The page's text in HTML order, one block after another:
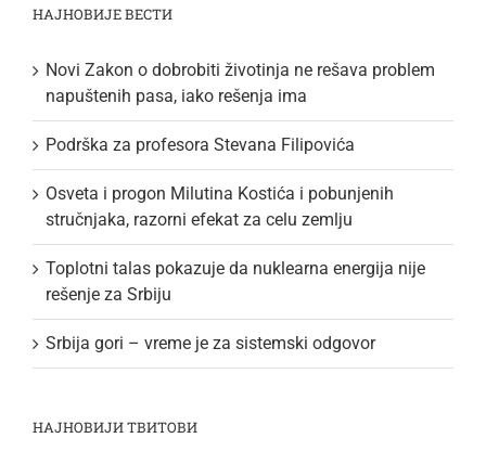
НАЈНОВИЈЕ ВЕСТИ
Novi Zakon o dobrobiti životinja ne rešava problem
napuštenih pasa, iako rešenja ima
Podrška za profesora Stevana Filipovića
Osveta i progon Milutina Kostića i pobunjenih
stručnjaka, razorni efekat za celu zemlju
Toplotni talas pokazuje da nuklearna energija nije
rešenje za Srbiju
Srbija gori – vreme je za sistemski odgovor
НАЈНОВИЈИ ТВИТОВИ